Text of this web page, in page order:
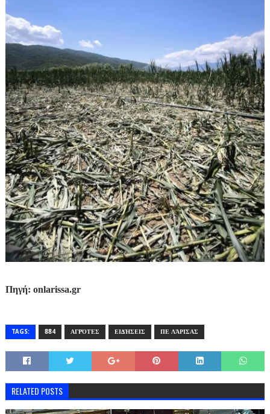
Πηγή: onlarissa.gr
TAGS: 884 ΑΓΡΌΤΕΣ ΕΙΔΉΣΕΙΣ ΠΕ ΛΆΡΙΣΑΣ
RELATED POSTS